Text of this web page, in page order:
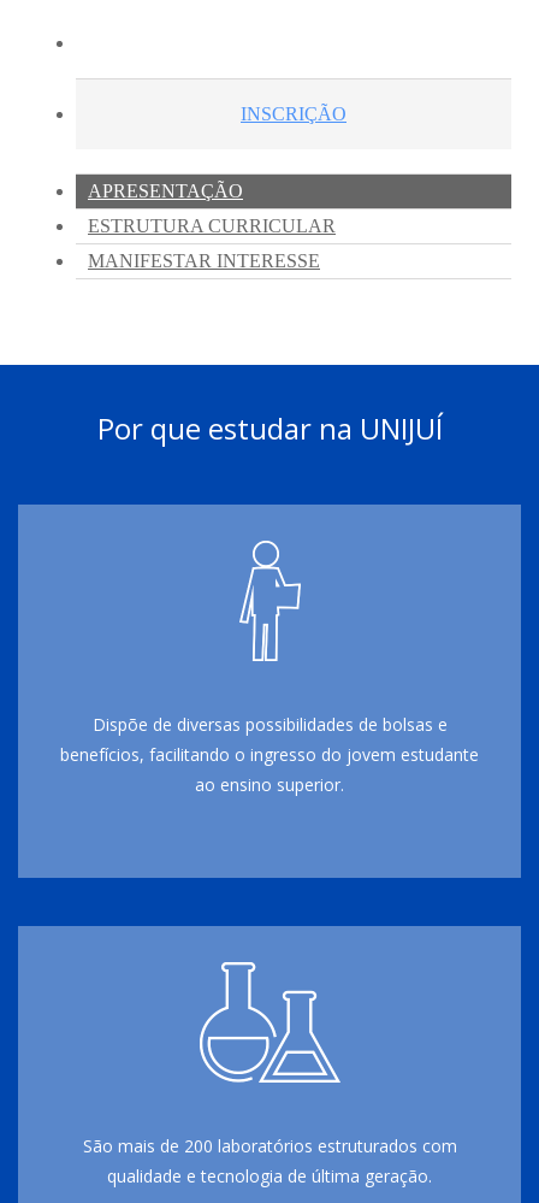
Por que estudar na UNIJUÍ
Dispõe de diversas possibilidades de bolsas e
benefícios, facilitando o ingresso do jovem estudante
ao ensino superior.
São mais de 200 laboratórios estruturados com
qualidade e tecnologia de última geração.